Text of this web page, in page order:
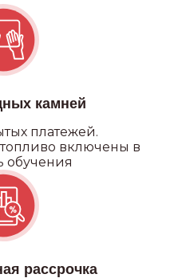
камней
платежей.
включены в
обучения
рассрочка